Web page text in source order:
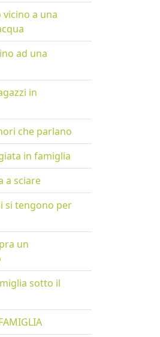
a una
ad una
in
che parlano
in famiglia
a sciare
si tengono per
un
sotto il